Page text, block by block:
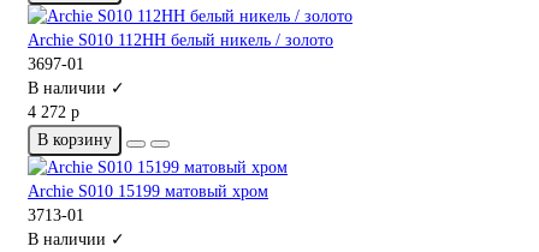
Archie S010 112HH белый никель / золото
3697-01
В наличии ✓
4 272 р
В корзину
Archie S010 15199 матовый хром
3713-01
В наличии ✓